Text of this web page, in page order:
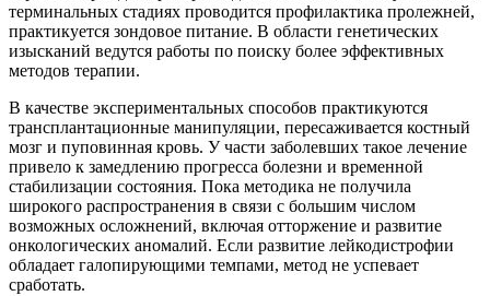
терминальных стадиях проводится профилактика пролежней,
практикуется зондовое питание. В области генетических
изысканий ведутся работы по поиску более эффективных
методов терапии.
В качестве экспериментальных способов практикуются
трансплантационные манипуляции, пересаживается костный
мозг и пуповинная кровь. У части заболевших такое лечение
привело к замедлению прогресса болезни и временной
стабилизации состояния. Пока методика не получила
широкого распространения в связи с большим числом
возможных осложнений, включая отторжение и развитие
онкологических аномалий. Если развитие лейкодистрофии
обладает галопирующими темпами, метод не успевает
сработать.